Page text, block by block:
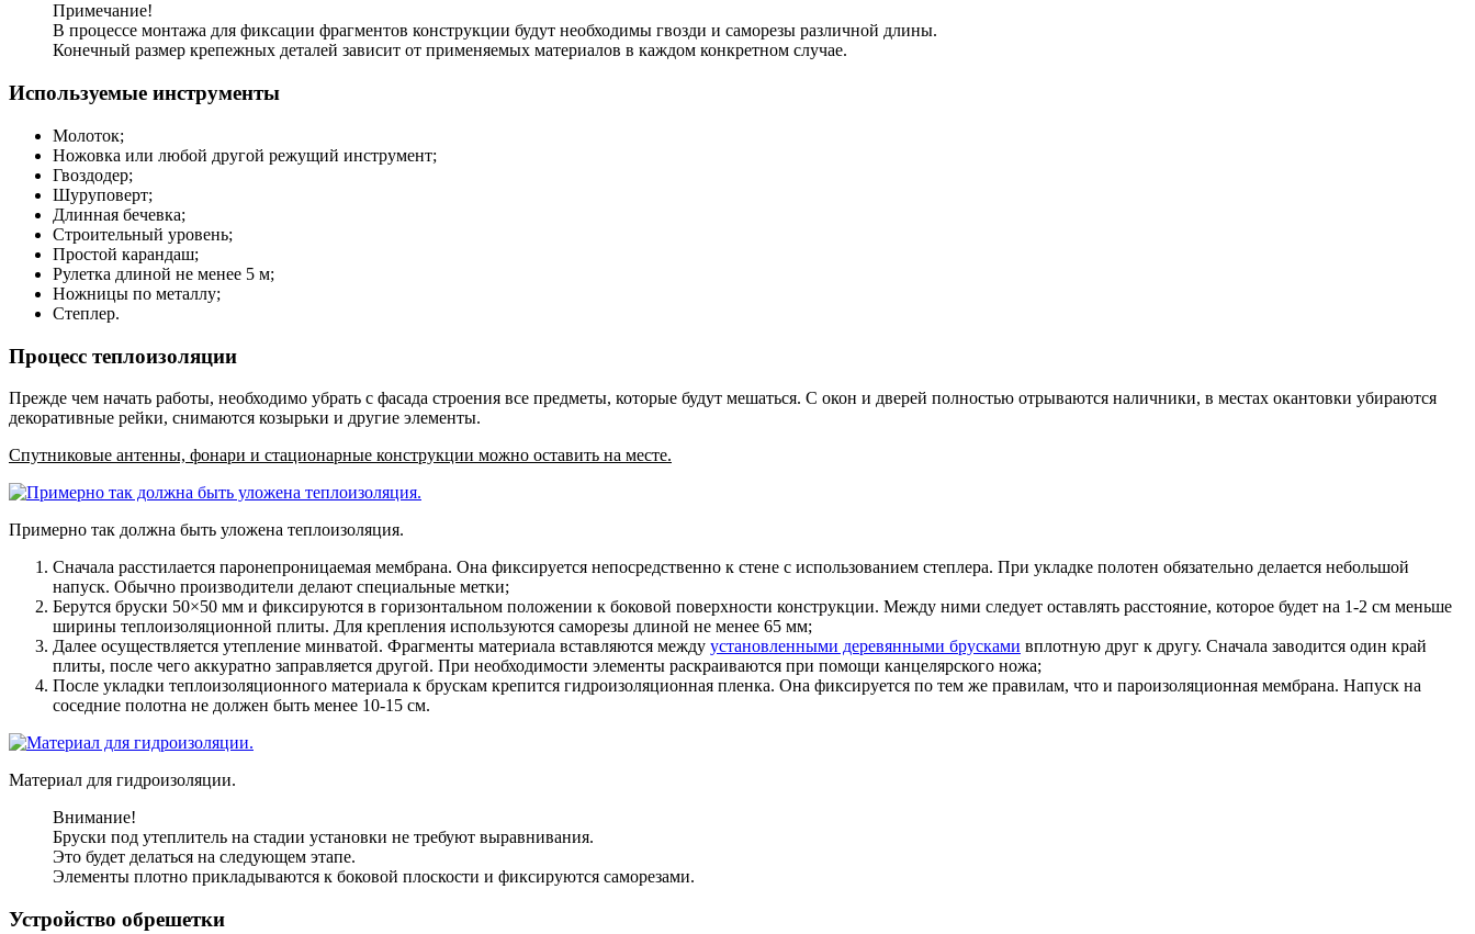
Примечание!
В процессе монтажа для фиксации фрагментов конструкции будут необходимы гвозди и саморезы различной длины.
Конечный размер крепежных деталей зависит от применяемых материалов в каждом конкретном случае.
Используемые инструменты
Молоток;
Ножовка или любой другой режущий инструмент;
Гвоздодер;
Шуруповерт;
Длинная бечевка;
Строительный уровень;
Простой карандаш;
Рулетка длиной не менее 5 м;
Ножницы по металлу;
Степлер.
Процесс теплоизоляции
Прежде чем начать работы, необходимо убрать с фасада строения все предметы, которые будут мешаться. С окон и дверей полностью отрываются наличники, в местах окантовки убираются
декоративные рейки, снимаются козырьки и другие элементы.
Спутниковые антенны, фонари и стационарные конструкции можно оставить на месте.
Примерно так должна быть уложена теплоизоляция.
Сначала расстилается паронепроницаемая мембрана. Она фиксируется непосредственно к стене с использованием степлера. При укладке полотен обязательно делается небольшой
напуск. Обычно производители делают специальные метки;
Берутся бруски 50×50 мм и фиксируются в горизонтальном положении к боковой поверхности конструкции. Между ними следует оставлять расстояние, которое будет на 1-2 см меньше
ширины теплоизоляционной плиты. Для крепления используются саморезы длиной не менее 65 мм;
Далее осуществляется утепление минватой. Фрагменты материала вставляются между установленными деревянными брусками вплотную друг к другу. Сначала заводится один край
плиты, после чего аккуратно заправляется другой. При необходимости элементы раскраиваются при помощи канцелярского ножа;
После укладки теплоизоляционного материала к брускам крепится гидроизоляционная пленка. Она фиксируется по тем же правилам, что и пароизоляционная мембрана. Напуск на
соседние полотна не должен быть менее 10-15 см.
Материал для гидроизоляции.
Внимание!
Бруски под утеплитель на стадии установки не требуют выравнивания.
Это будет делаться на следующем этапе.
Элементы плотно прикладываются к боковой плоскости и фиксируются саморезами.
Устройство обрешетки